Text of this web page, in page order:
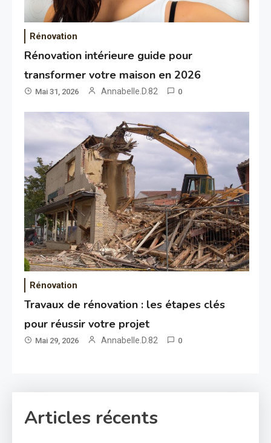
Rénovation
Rénovation intérieure guide pour
transformer votre maison en 2026
Mai 31, 2026 Annabelle.D.82 0
Rénovation
Travaux de rénovation : les étapes clés
pour réussir votre projet
Mai 29, 2026 Annabelle.D.82 0
Articles récents